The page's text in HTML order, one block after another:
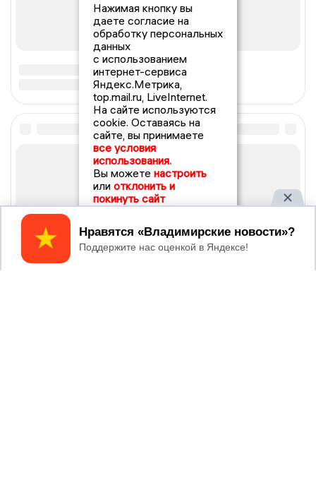
Нажимая кнопку вы
даете согласие на
обработку персональных
данных
с использованием
интернет-сервиса
Яндекс.Метрика,
top.mail.ru, LiveInternet.
На сайте используются
cookie. Оставаясь на
сайте, вы принимаете
все условия
использования.
Вы можете настроить
или отклонить и
покинуть сайт
Принять